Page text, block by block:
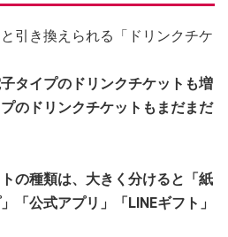
引き換えられる「ドリンクチケ
タイプのドリンクチケットも増
のドリンクチケットもまだまだ
の種類は、大きく分けると「紙
「公式アプリ」「LINEギフト」